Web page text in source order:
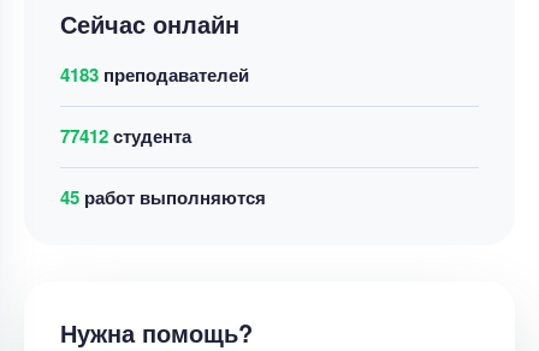
Сейчас онлайн
4183 преподавателей
77412студента
45 работ выполняются
Нужна помощь?